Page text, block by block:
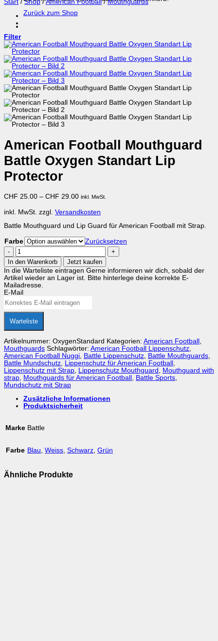
Zurück zum Shop
Start / Shop / American Football / Mouthguards
Filter
American Football Mouthguard
Battle Oxygen Standart Lip
Protector
CHF 25.00 – CHF 29.00 inkl. MwSt.
inkl. MwSt. zzgl. Versandkosten
Battle Mouthguard und Lip Guard für American Football mit Strap.
Farbe
Zurücksetzen
American
Football
Mouthguard
Battle
Oxygen
Standart
Lip
Protector
In den Warenkorb
Jetzt kaufen
In die Warteliste eintragen Gerne informieren wir dich, sobald der
Artikel wieder an Lager ist. Bitte hinterlege deine korrekte E-
Mailadresse.
E-Mail
Warteliste
Artikelnummer: OxygenStandard Kategorien: American Football
Mouthguards Schlagwörter: American Football Lippenschutz
American Football Nuggi Battle Lippenschutz Battle Mouthguards
Battle Mundschutz Lippenschutz für American Football
Lippenschutz mit Strap Lippenschutz Mouthguard
Mouthguard with
strap Mouthguards für American Football Battle Sports
Mundschutz mit Strap
Zusätzliche Informationen
Produktsicherheit
Marke Battle
Farbe Blau, Weiss, Schwarz, Grün
Ähnliche Produkte